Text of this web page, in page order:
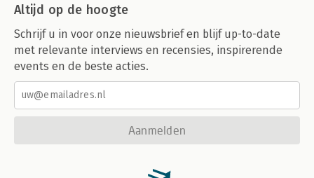
Altijd op de hoogte
Schrijf u in voor onze nieuwsbrief en blijf up-to-date
met relevante interviews en recensies, inspirerende
events en de beste acties.
Aanmelden